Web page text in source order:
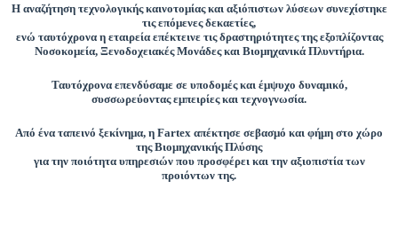
Η αναζήτηση τεχνολογικής καινοτομίας και αξιόπιστων λύσεων συνεχίστηκε
τις επόμενες δεκαετίες,
ενώ ταυτόχρονα η εταιρεία επέκτεινε τις δραστηριότητες της εξοπλίζοντας
Νοσοκομεία, Ξενοδοχειακές Μονάδες και Βιομηχανικά Πλυντήρια.
Ταυτόχρονα επενδύσαμε σε υποδομές και έμψυχο δυναμικό,
συσσωρεύοντας εμπειρίες και τεχνογνωσία.
Από ένα ταπεινό ξεκίνημα, η Fartex απέκτησε σεβασμό και φήμη στο χώρο
της Βιομηχανικής Πλύσης
για την ποιότητα υπηρεσιών που προσφέρει και την αξιοπιστία των
προιόντων της.